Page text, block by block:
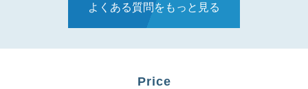
よくある質問をもっと見る
Price